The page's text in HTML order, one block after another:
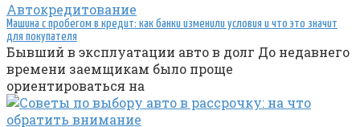
Автокредитование
Машина с пробегом в кредит: как банки изменили условия и что это значит
для покупателя
Бывший в эксплуатации авто в долг До недавнего
времени заемщикам было проще
ориентироваться на